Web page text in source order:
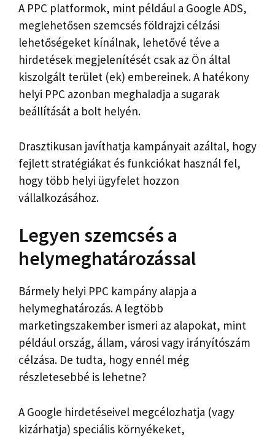
A PPC platformok, mint például a Google ADS,
meglehetősen szemcsés földrajzi célzási
lehetőségeket kínálnak, lehetővé téve a
hirdetések megjelenítését csak az Ön által
kiszolgált terület (ek) embereinek. A hatékony
helyi PPC azonban meghaladja a sugarak
beállítását a bolt helyén.
Drasztikusan javíthatja kampányait azáltal, hogy
fejlett stratégiákat és funkciókat használ fel,
hogy több helyi ügyfelet hozzon
vállalkozásához.
Legyen szemcsés a
helymeghatározással
Bármely helyi PPC kampány alapja a
helymeghatározás. A legtöbb
marketingszakember ismeri az alapokat, mint
például ország, állam, városi vagy irányítószám
célzása. De tudta, hogy ennél még
részletesebbé is lehetne?
A Google hirdetéseivel megcélozhatja (vagy
kizárhatja) speciális környékeket,